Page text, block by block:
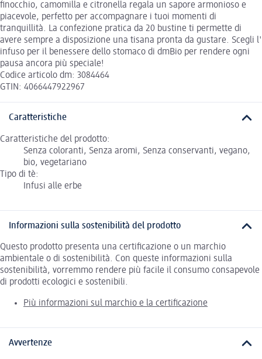
finocchio, camomilla e citronella regala un sapore armonioso e
piacevole, perfetto per accompagnare i tuoi momenti di
tranquillità. La confezione pratica da 20 bustine ti permette di
avere sempre a disposizione una tisana pronta da gustare. Scegli l'
infuso per il benessere dello stomaco di dmBio per rendere ogni
pausa ancora più speciale!
Codice articolo dm: 3084464
GTIN: 4066447922967
Caratteristiche
Caratteristiche del prodotto:
Senza coloranti, Senza aromi, Senza conservanti, vegano,
bio, vegetariano
Tipo di tè:
Infusi alle erbe
Informazioni sulla sostenibilità del prodotto
Questo prodotto presenta una certificazione o un marchio
ambientale o di sostenibilità. Con queste informazioni sulla
sostenibilità, vorremmo rendere più facile il consumo consapevole
di prodotti ecologici e sostenibili.
Più informazioni sul marchio e la certificazione
Avvertenze